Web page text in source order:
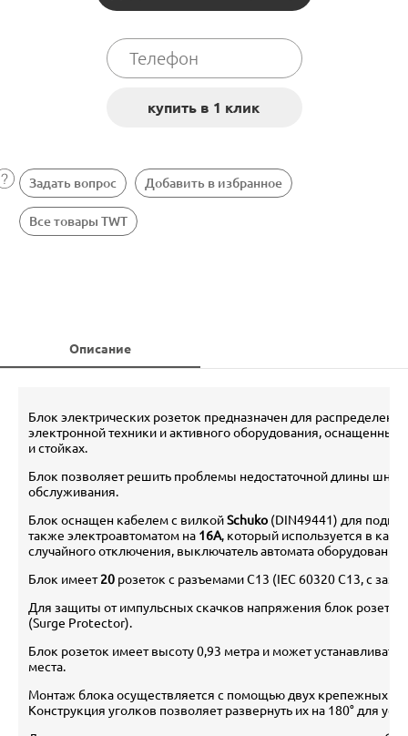
Задать вопрос Добавить в избранное
Все товары TWT
Описание
Блок электрических розеток предназначен для
электронной техники и активного оборудования,
и стойках.
Блок позволяет решить проблемы недостаточной длины
обслуживания.
Блок оснащен кабелем с вилкойSchuko (DIN49441) для
также электроавтоматом на 16А, который используется в
случайного отключения, выключатель автомата оборудован
Блок имеет20 розеток с разъемами С13 (IEC 60320 C13, с
Для защиты от импульсных скачков напряжения блок
(Surge Protector).
Блок розеток имеет высоту 0,93 метра и может
места.
Монтаж блока осуществляется с помощью двух крепежных
Конструкция уголков позволяет развернуть их на 180° для